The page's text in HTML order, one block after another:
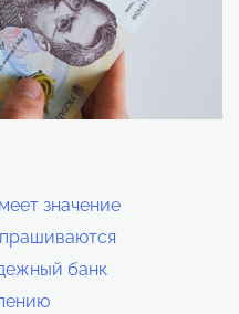
значение
банк